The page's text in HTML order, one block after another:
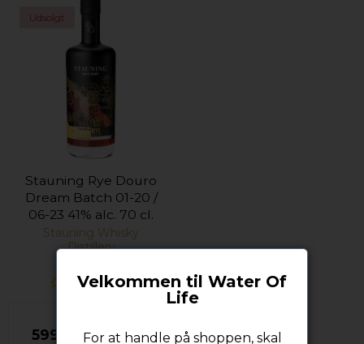
Udsolgt
Stauning Rye Douro
Dream Batch 01-20 /
06-23 41% alc. 70 cl.
Stauning Whisky
Distillery
599,00 DKK
Velkommen til Water Of
Life
For at handle på shoppen, skal